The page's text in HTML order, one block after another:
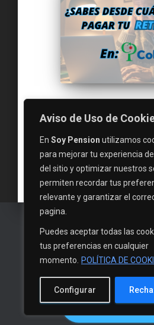
Aviso de Uso de
En Soy Pension utilizamos
para mejorar tu experiencia
del sitio y optimizar nuestros
permiten recordar tus
relevante y garantizar el
pagina.
Puedes aceptar todas las
tus preferencias en cualquier
momento.
POLÍTICA DE
Configurar
EVALUAR MI